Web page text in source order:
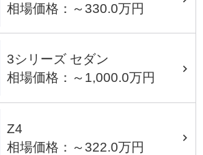
相場価格：～330.0万円
3シリーズ セダン
相場価格：～1,000.0万円
Z4
相場価格：～322.0万円